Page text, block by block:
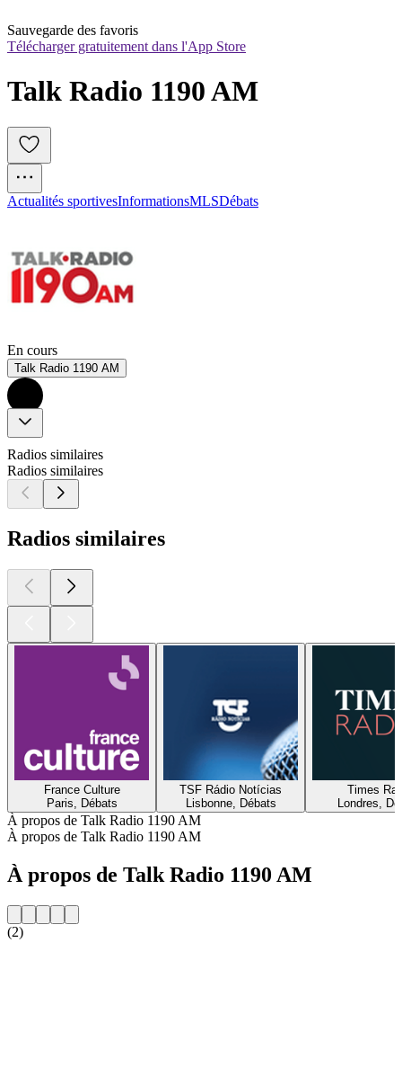
Sauvegarde des favoris
Télécharger gratuitement dans l'App Store
Talk Radio 1190 AM
Actualités sportivesInformationsMLSDébats
En cours
Talk Radio 1190 AM
Radios similaires
Radios similaires
Radios similaires
France Culture
Paris, Débats
TSF Rádio Notícias
Lisbonne, Débats
Times
Londres,
À propos de Talk Radio 1190 AM
À propos de Talk Radio 1190 AM
À propos de Talk Radio 1190 AM
(2)